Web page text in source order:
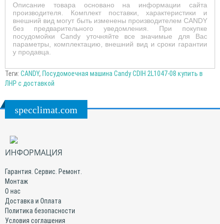
Описание товара основано на информации сайта
производителя. Комплект поставки, характеристики и
внешний вид могут быть изменены производителем CANDY
без предварительного уведомления. При покупке
посудомойки Candy уточняйте все значимые для Вас
параметры, комплектацию, внешний вид и сроки гарантии
у продавца.
Теги: CANDY, Посудомоечная машина Candy CDIH 2L1047-08 купить в
ЛНР с доставкой
specclimat.com
ИНФОРМАЦИЯ
Гарантия. Сервис. Ремонт.
Монтаж
О нас
Доставка и Оплата
Политика безопасности
Условия соглашения